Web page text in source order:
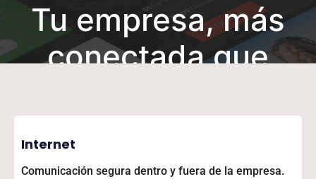
Tu empresa, más
conectada que
Internet
Comunicación segura dentro y fuera de la empresa.